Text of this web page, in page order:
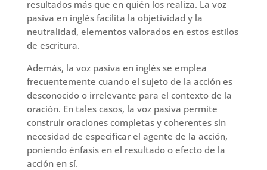
resultados más que en quién los realiza. La voz
pasiva en inglés facilita la objetividad y la
neutralidad, elementos valorados en estos estilos
de escritura.
Además, la voz pasiva en inglés se emplea
frecuentemente cuando el sujeto de la acción es
desconocido o irrelevante para el contexto de la
oración. En tales casos, la voz pasiva permite
construir oraciones completas y coherentes sin
necesidad de especificar el agente de la acción,
poniendo énfasis en el resultado o efecto de la
acción en sí.